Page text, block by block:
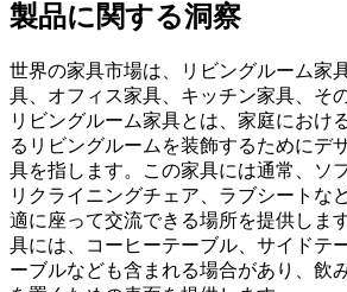
製品に関する洞察
世界の家具市場は、リビングルーム家
具、オフィス家具、キッチン家具、そ
リビングルーム家具とは、家庭におけ
るリビングルームを装飾するためにデ
具を指します。この家具には通常、ソ
リクライニングチェア、ラブシートな
適に座って交流できる場所を提供しま
具には、コーヒーテーブル、サイドテ
ーブルなども含まれる場合があり、飲